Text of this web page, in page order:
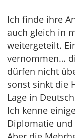
Ich finde ihre
auch gleich in
weitergeteilt.
vernommen…
dürfen nicht
sonst sinkt die
Lage in
Ich kenne
Diplomatie